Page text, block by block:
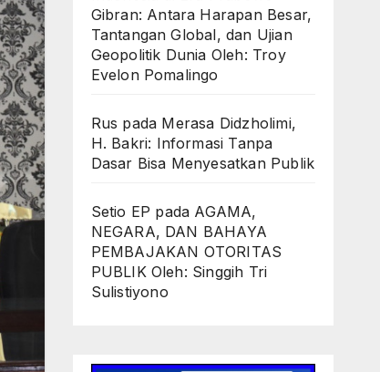
Gibran: Antara Harapan Besar,
Tantangan Global, dan Ujian
Geopolitik Dunia Oleh: Troy
Evelon Pomalingo
Rus pada Merasa Didzholimi,
H. Bakri: Informasi Tanpa
Dasar Bisa Menyesatkan Publik
Setio EP pada AGAMA,
NEGARA, DAN BAHAYA
PEMBAJAKAN OTORITAS
PUBLIK Oleh: Singgih Tri
Sulistiyono